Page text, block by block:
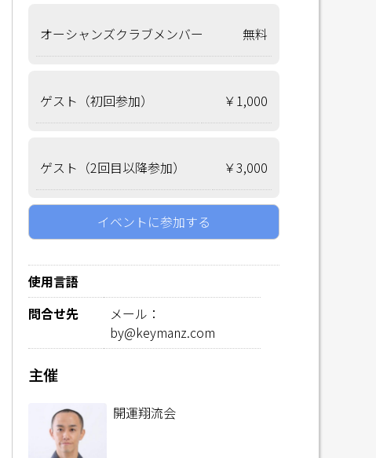
オーシャンズクラブメンバー 無料
ゲスト（初回参加） ￥1,000
ゲスト（2回目以降参加） ￥3,000
イベントに参加する
使用言語
問合せ先
メール：
by@keymanz.com
主催
開運翔流会